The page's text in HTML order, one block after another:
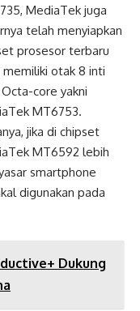
MediaTek juga
telah menyiapkan
prosesor terbaru
memiliki otak 8 inti
core yakni
MT6753.
jika di chipset
MT6592 lebih
smartphone
digunakan pada
Dukung